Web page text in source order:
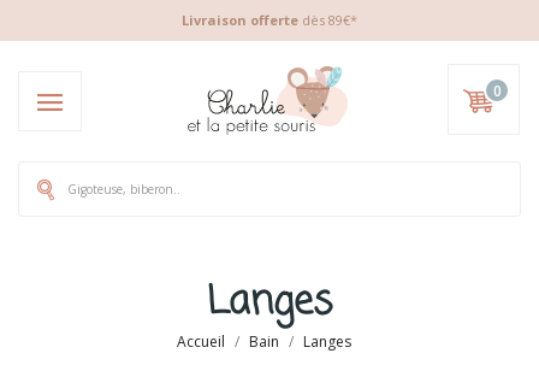
Livraison offerte dès 89€*
0
Langes
Accueil Bain Langes